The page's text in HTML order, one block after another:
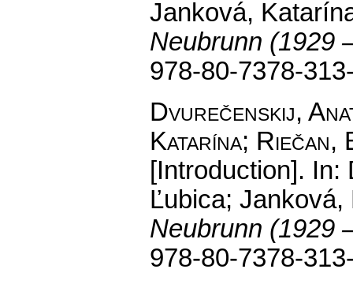
Janková,
Neubrunn (1929
978-80-7378-
Dvurečenskij,
Katarína; Riečan,
[Introduction]. In:
Ľubica;
Neubrunn (1929
978-80-7378-